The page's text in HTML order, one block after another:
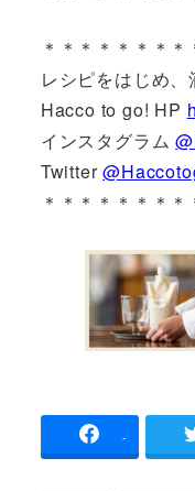
＊＊＊＊＊＊＊
レシピをはじめ
Hacco to go! HP
インスタグラム
Twitter
＊＊＊＊＊＊＊
-